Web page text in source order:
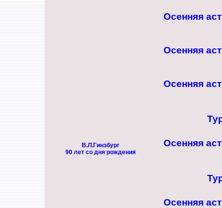
Осенняя
Осенняя
Осенняя
В.Л.Гинзбург
90 лет со дня рождения
Осенняя
Осенняя